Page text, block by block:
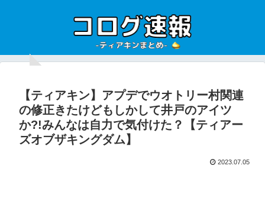
【ティアキン】アプデでウオトリー村関連
の修正きたけどもしかして井戸のアイツ
か?!みんなは自力で気付けた？【ティアー
ズオブザキングダム】
2023.07.05